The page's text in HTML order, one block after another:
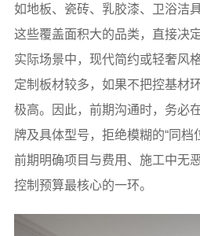
如地板、瓷砖、乳胶漆、卫浴洁
这些覆盖面积大的品类，直接决
实际场景中，现代简约或轻奢风
定制板材较多，如果不把控基材
极高。因此，前期沟通时，务必
牌及具体型号，拒绝模糊的“同档
前期明确项目与费用、施工中无
控制预算最核心的一环。